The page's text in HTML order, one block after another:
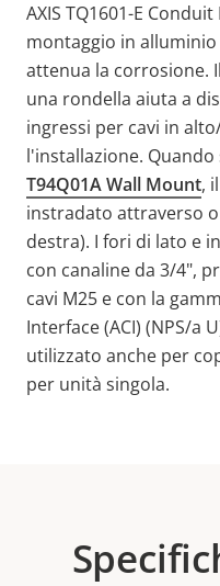
AXIS TQ1601-E
montaggio in
attenua la corrosione.
una rondella aiuta a
ingressi per cavi in
l'installazione. Quando
T94Q01A Wall Mount,
instradato attraverso
destra). I fori di lato e
con canaline da 3/4",
cavi M25 e con la
Interface (ACI) (NPS/a
utilizzato anche per
per unità singola.